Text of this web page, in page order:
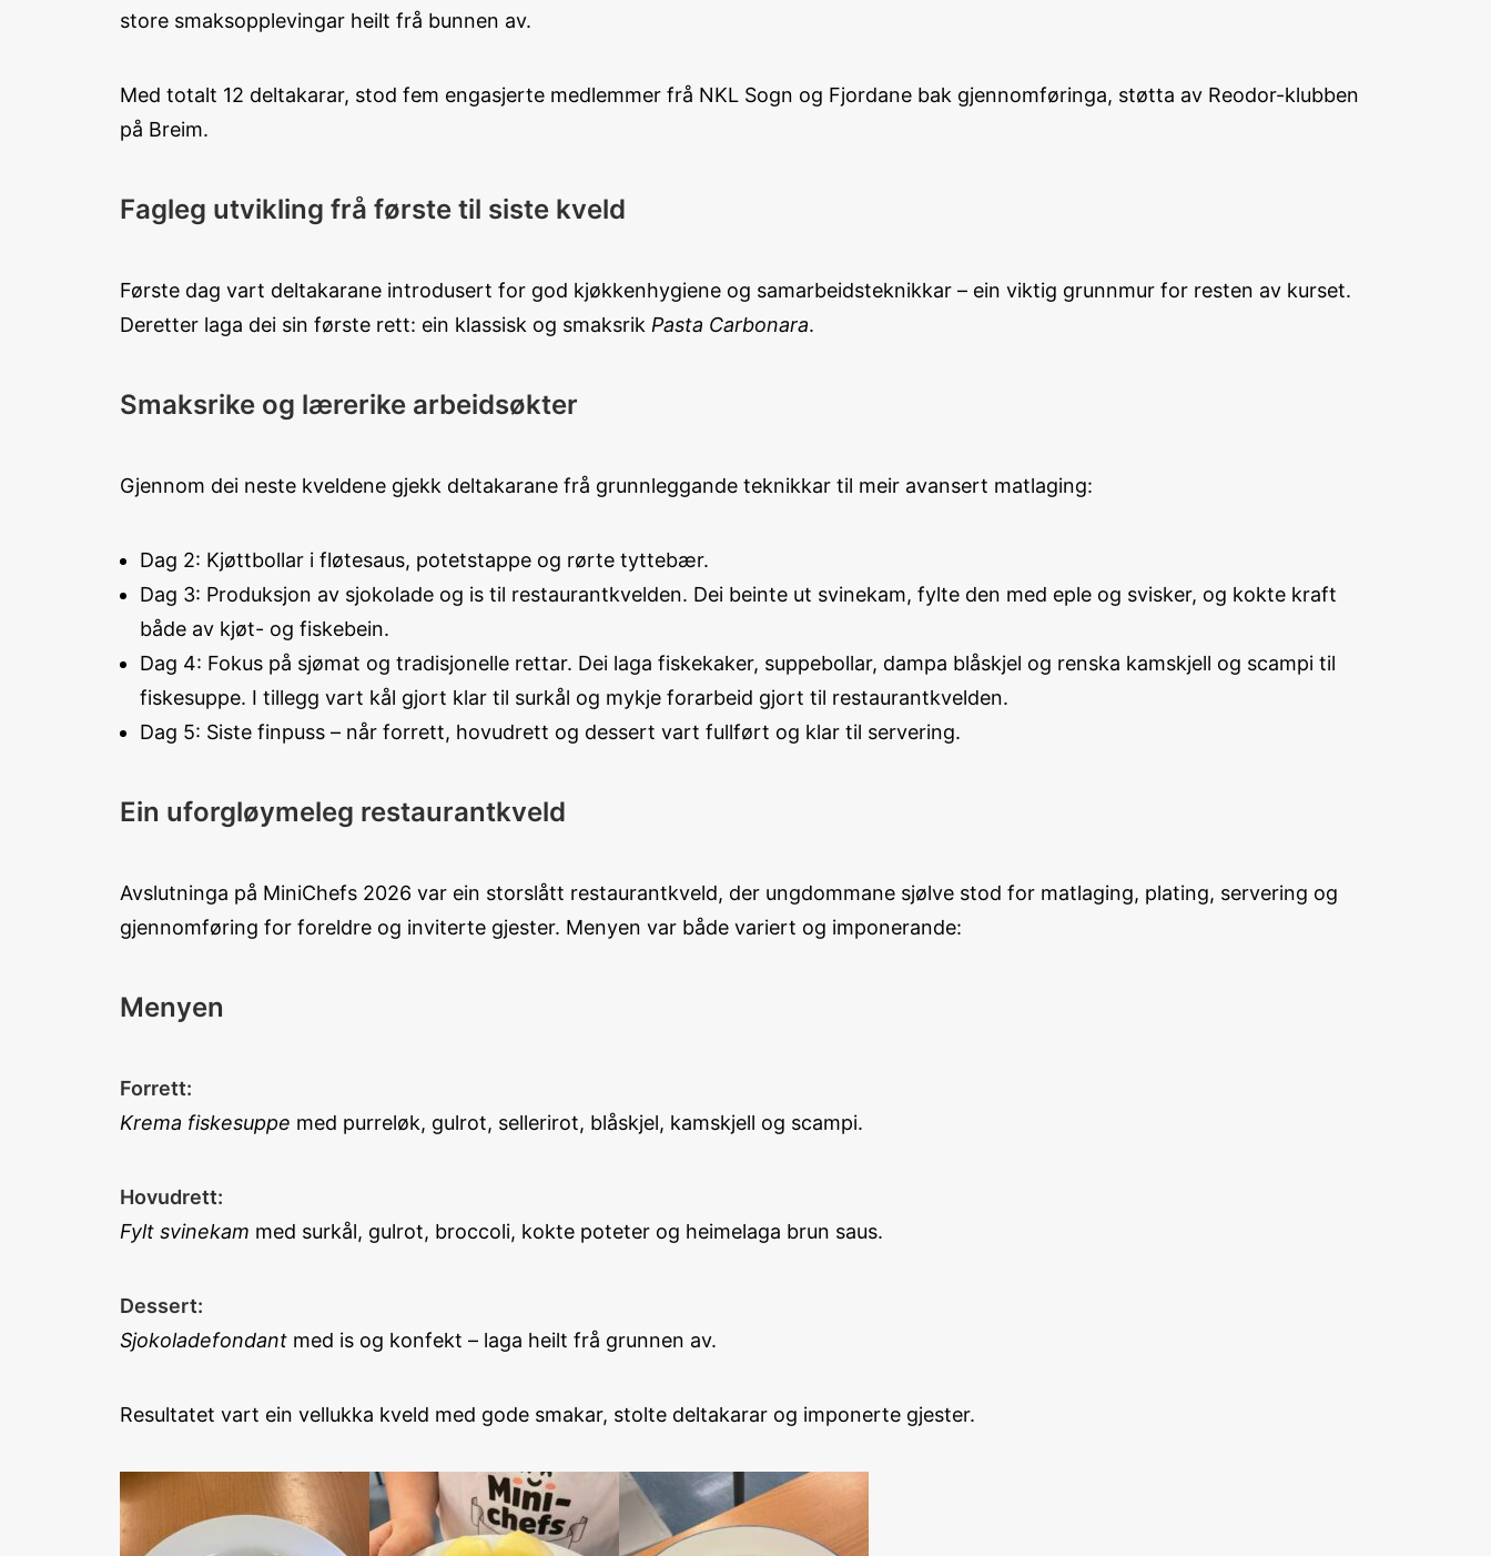
store smaksopplevingar heilt frå bunnen av.
Med totalt 12 deltakarar, stod fem engasjerte medlemmer frå NKL Sogn og Fjordane bak gjennomføringa, støtta av Reodor-klubben
på Breim.
Fagleg utvikling frå første til siste kveld
Første dag vart deltakarane introdusert for god kjøkkenhygiene og samarbeidsteknikkar – ein viktig grunnmur for resten av kurset.
Deretter laga dei sin første rett: ein klassisk og smaksrik Pasta Carbonara.
Smaksrike og lærerike arbeidsøkter
Gjennom dei neste kveldene gjekk deltakarane frå grunnleggande teknikkar til meir avansert matlaging:
Dag 2: Kjøttbollar i fløtesaus, potetstappe og rørte tyttebær.
Dag 3: Produksjon av sjokolade og is til restaurantkvelden. Dei beinte ut svinekam, fylte den med eple og svisker, og kokte kraft
både av kjøt- og fiskebein.
Dag 4: Fokus på sjømat og tradisjonelle rettar. Dei laga fiskekaker, suppebollar, dampa blåskjel og renska kamskjell og scampi til
fiskesuppe. I tillegg vart kål gjort klar til surkål og mykje forarbeid gjort til restaurantkvelden.
Dag 5: Siste finpuss – når forrett, hovudrett og dessert vart fullført og klar til servering.
Ein uforgløymeleg restaurantkveld
Avslutninga på MiniChefs 2026 var ein storslått restaurantkveld, der ungdommane sjølve stod for matlaging, plating, servering og
gjennomføring for foreldre og inviterte gjester. Menyen var både variert og imponerande:
Menyen
Forrett:
Krema fiskesuppe med purreløk, gulrot, sellerirot, blåskjel, kamskjell og scampi.
Hovudrett:
Fylt svinekam med surkål, gulrot, broccoli, kokte poteter og heimelaga brun saus.
Dessert:
Sjokoladefondant med is og konfekt – laga heilt frå grunnen av.
Resultatet vart ein vellukka kveld med gode smakar, stolte deltakarar og imponerte gjester.